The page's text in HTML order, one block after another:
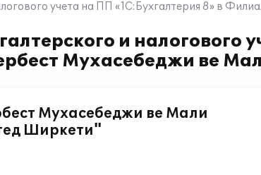
учета на ПП «1С:Бухгалтерия 8» в
и налогового
Мухасебеджи ве
Мухасебеджи ве Мали
Ширкети"